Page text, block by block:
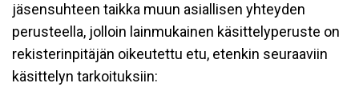
jäsensuhteen taikka muun asiallisen yhteyden
perusteella, jolloin lainmukainen käsittelyperuste on
rekisterinpitäjän oikeutettu etu, etenkin seuraaviin
käsittelyn tarkoituksiin: